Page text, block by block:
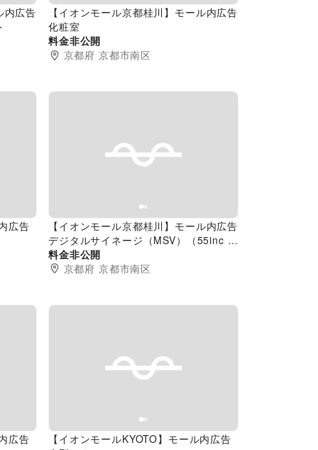
内広告
【イオンモール京都桂川】モール内広告
化粧室
料金非公開
京都府 京都市南区
広告
Previous slide
【イオンモール京都桂川】モール内広告
デジタルサイネージ（MSV）（55inc 両
面）
料金非公開
京都府 京都市南区
広告
Previous slide
【イオンモールKYOTO】モール内広告